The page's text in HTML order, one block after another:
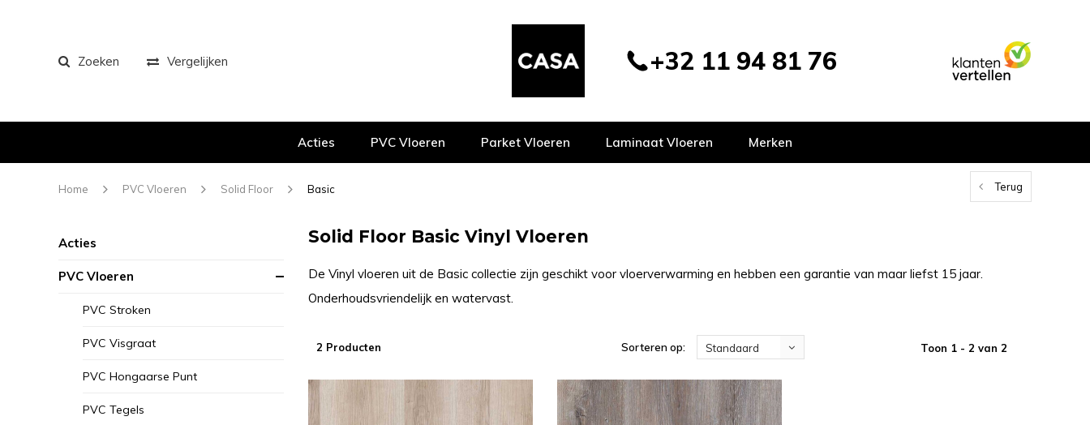
Zoeken Vergelijken +32 11 94 81 76
Acties PVC Vloeren Parket Vloeren Laminaat Vloeren Merken
Home PVC Vloeren Solid Floor Basic Terug
Acties
PVC Vloeren
PVC Stroken
PVC Visgraat
PVC Hongaarse Punt
PVC Tegels
Solid Floor Basic Vinyl Vloeren
De Vinyl vloeren uit de Basic collectie zijn geschikt voor vloerverwarming en hebben een garantie van maar liefst 15 jaar.
Onderhoudsvriendelijk en watervast.
2 Producten Sorteren op: Standaard Toon 1 - 2 van 2